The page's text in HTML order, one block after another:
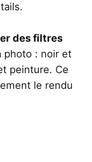
des filtres
photo : noir et
peinture. Ce
le rendu